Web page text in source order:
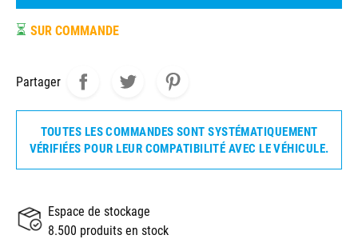
⏳ SUR COMMANDE
Partager
TOUTES LES COMMANDES SONT SYSTÉMATIQUEMENT
VÉRIFIÉES POUR LEUR COMPATIBILITÉ AVEC LE VÉHICULE.
Espace de stockage
8.500 produits en stock